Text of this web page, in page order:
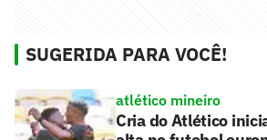
SUGERIDA PARA VOCÊ!
atlético mineiro
Cria do Atlético